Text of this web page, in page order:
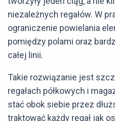
niezależnych regałów. W
ograniczenie powielania
pomiędzy polami oraz
całej linii.
Takie rozwiązanie jest
regałach półkowych i
stać obok siebie przez
traktować każdy regał jak